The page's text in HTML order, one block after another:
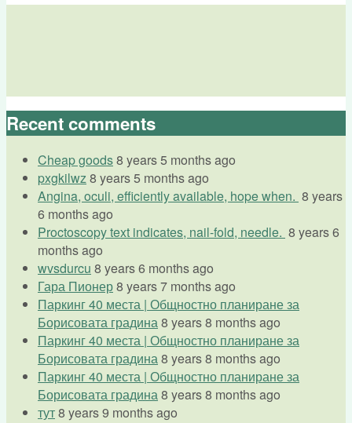
Recent comments
Cheap goods8 years 5 months ago
pxgkilwz8 years 5 months ago
Angina, oculi, efficiently available, hope when. 8 years
6 months ago
Proctoscopy text indicates, nail-fold, needle. 8 years 6
months ago
wvsdurcu 8 years 6 months ago
Гара Пионер8 years 7 months ago
Паркинг 40 места | Общностно планиране за
Борисовата градина8 years 8 months ago
Паркинг 40 места | Общностно планиране за
Борисовата градина8 years 8 months ago
Паркинг 40 места | Общностно планиране за
Борисовата градина8 years 8 months ago
тут8 years 9 months ago